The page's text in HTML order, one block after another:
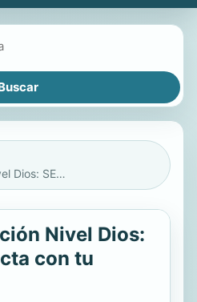
Ley de Atracción Nivel Dios: SER: Reconecta con tu Esencia
Nivel Dios:
con tu